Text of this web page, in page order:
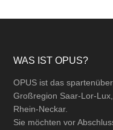
Footer
WAS IST OPUS?
OPUS ist das
Großregion Saar-Lor-
Rhein-Neckar.
Sie möchten vor